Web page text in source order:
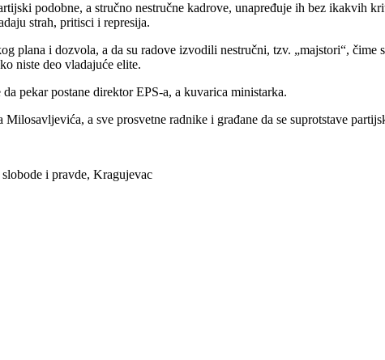
podobne, a stručno nestručne kadrove, unapređuje ih bez ikakvih
strah, pritisci i represija.
plana i dozvola, a da su radove izvodili nestručni, tzv. „majstori“,
niste deo vladajuće elite.
pekar postane direktor EPS-a, a kuvarica ministarka.
a sve prosvetne radnike i građane da se suprotstave
i pravde, Kragujevac